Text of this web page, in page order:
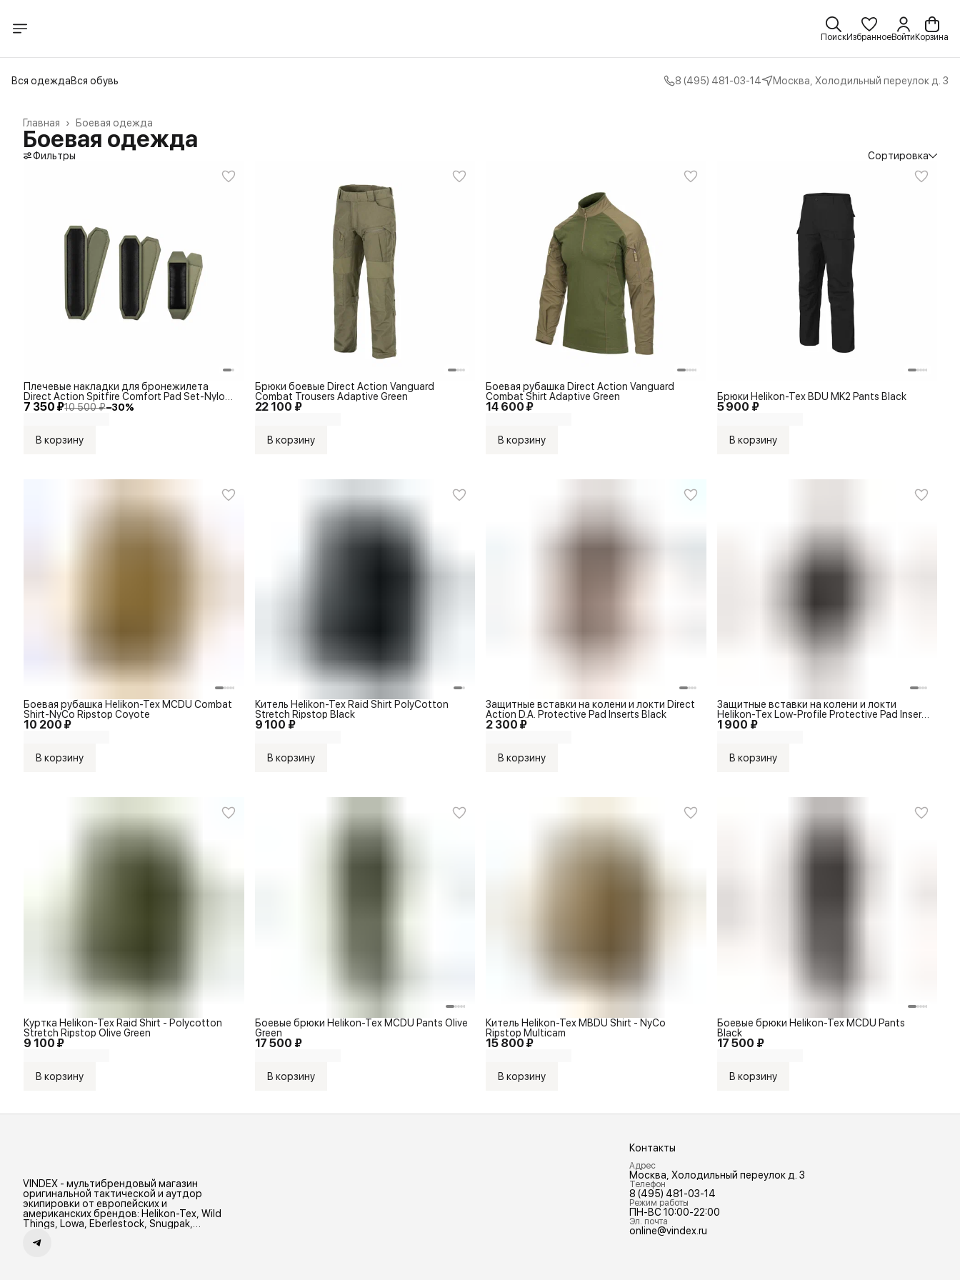
ПоискИзбранноеВойти Корзина
Вся одеждаВся обувь 8 (495) 481-03-14 Москва, Холодильный переулок д. 3
Боевая одежда
Главная ›
Боевая одежда
Фильтры Сортировка
7 350 ₽10 500 ₽−30%
Плечевые накладки для бронежилета
Direct Action Spitfire Comfort Pad Set-Nylon
Adaptive Green
В корзину
22 100 ₽
Брюки боевые Direct Action Vanguard
Combat Trousers Adaptive Green
В корзину
14 600 ₽
Боевая рубашка Direct Action Vanguard
Combat Shirt Adaptive Green
В корзину
5 900 ₽
Брюки Helikon-Tex BDU MK2 Pants Black
В корзину
10 200 ₽
Боевая рубашка Helikon-Tex MCDU Combat
Shirt-NyCo Ripstop Coyote
В корзину
9 100 ₽
Китель Helikon-Tex Raid Shirt PolyCotton
Stretch Ripstop Black
В корзину
2 300 ₽
Защитные вставки на колени и локти Direct
Action D.A. Protective Pad Inserts Black
В корзину
1 900 ₽
Защитные вставки на колени и локти
Helikon-Tex Low-Profile Protective Pad Inserts
Black
В корзину
9 100 ₽
Куртка Helikon-Tex Raid Shirt - Polycotton
Stretch Ripstop Olive Green
В корзину
17 500 ₽
Боевые брюки Helikon-Tex MCDU Pants Olive
Green
В корзину
15 800 ₽
Китель Helikon-Tex MBDU Shirt - NyCo
Ripstop Multicam
В корзину
17 500 ₽
Боевые брюки Helikon-Tex MCDU Pants
Black
В корзину
VINDEX - мультибрендовый магазин
оригинальной тактической и аутдор
экипировки от европейских и
американских брендов: Helikon-Tex, Wild
Things, Lowa, Eberlestock, Snugpak,
Контакты
Адрес
Москва, Холодильный переулок д. 3
Телефон
8 (495) 481-03-14
Режим работы
ПН-ВС 10:00-22:00
Эл. почта
online@vindex.ru